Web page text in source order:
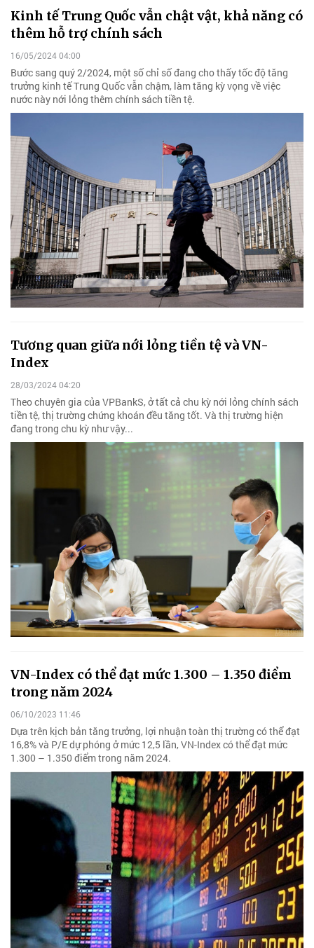
Kinh tế Trung Quốc vẫn chật vật, khả năng có
thêm hỗ trợ chính sách
16/05/2024 04:00
Bước sang quý 2/2024, một số chỉ số đang cho thấy tốc độ tăng
trưởng kinh tế Trung Quốc vẫn chậm, làm tăng kỳ vọng về việc
nước này nới lỏng thêm chính sách tiền tệ.
Tương quan giữa nới lỏng tiền tệ và VN-
Index
28/03/2024 04:20
Theo chuyên gia của VPBankS, ở tất cả chu kỳ nới lỏng chính sách
tiền tệ, thị trường chứng khoán đều tăng tốt. Và thị trường hiện
đang trong chu kỳ như vậy...
VN-Index có thể đạt mức 1.300 – 1.350 điểm
trong năm 2024
06/10/2023 11:46
Dựa trên kịch bản tăng trưởng, lợi nhuận toàn thị trường có thể đạt
16,8% và P/E dự phóng ở mức 12,5 lần, VN-Index có thể đạt mức
1.300 – 1.350 điểm trong năm 2024.